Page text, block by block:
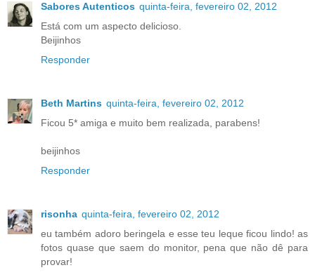
Sabores Autenticos quinta-feira, fevereiro 02, 2012
Está com um aspecto delicioso.
Beijinhos
Responder
Beth Martins quinta-feira, fevereiro 02, 2012
Ficou 5* amiga e muito bem realizada, parabens!
beijinhos
Responder
risonha quinta-feira, fevereiro 02, 2012
eu também adoro beringela e esse teu leque ficou lindo! as
fotos quase que saem do monitor, pena que não dê para
provar!